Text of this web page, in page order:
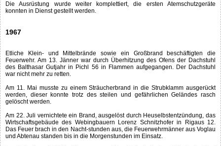
Die Ausrüstung wurde weiter komplettiert, die ersten Atemschutzgeräte
konnten in Dienst gestellt werden.
1967
Etliche Klein- und Mittelbrände sowie ein Großbrand beschäftigten die
Feuerwehr. Am 13. Jänner war durch Überhitzung des Ofens der Dachstuhl
des Balthasar Gutjahr in Pichl 56 in Flammen aufgegangen. Der Dachstuhl
war nicht mehr zu retten.
Am 11. Mai musste zu einem Sträucherbrand in die Strubklamm ausgerückt
werden, dieser konnte trotz des steilen und gefährlichen Geländes rasch
gelöscht werden.
Am 22. Juli vernichtete ein Brand, ausgelöst durch Heuselbstentzündung, das
Wirtschaftsgebäude des Webingbauern Lorenz Schnitzhofer in Rigaus 12.
Das Feuer brach in den Nacht-stunden aus, die Feuerwehrmänner aus Voglau
und Abtenau standen bis in die Morgenstunden im Einsatz.